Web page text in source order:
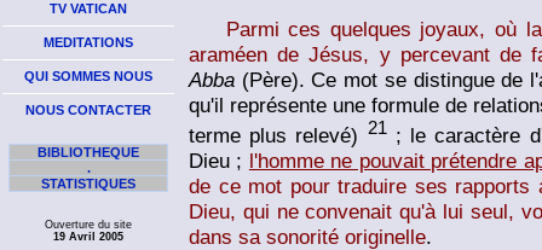
TV VATICAN
MEDITATIONS
QUI SOMMES NOUS
NOUS CONTACTER
BIBLIOTHEQUE
.
STATISTIQUES
Ouverture du site
19 Avril 2005
Parmi ces quelques joyaux, où
araméen de Jésus, y percevant de
Abba (Père). Ce mot se distingue de
qu'il représente une formule de
terme plus relevé)
21; le caractère
Dieu ; l'homme ne pouvait prétendre
de ce mot pour traduire ses
Dieu, qui ne convenait qu'à lui seul,
dans sa sonorité originelle.